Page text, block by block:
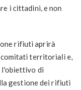
i cittadini, e non
rifiuti aprirà
comitati territoriali e,
l'obiettivo di
gestione dei rifiuti